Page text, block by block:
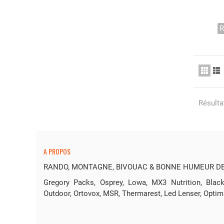
A PROPOS
RANDO, MONTAGNE, BIVOUAC & BONNE HUMEUR
Gregory Packs, Osprey, Lowa, MX3 Nutrition,
Outdoor, Ortovox, MSR, Thermarest, Led Lenser,